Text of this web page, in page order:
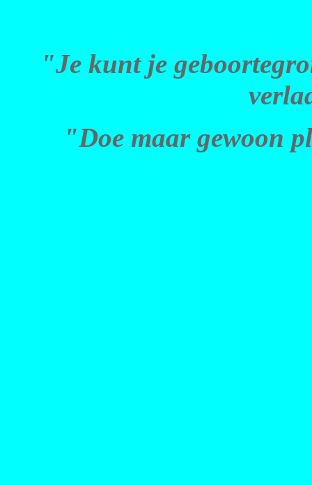
"Je kunt je
"Doe maar gewoon